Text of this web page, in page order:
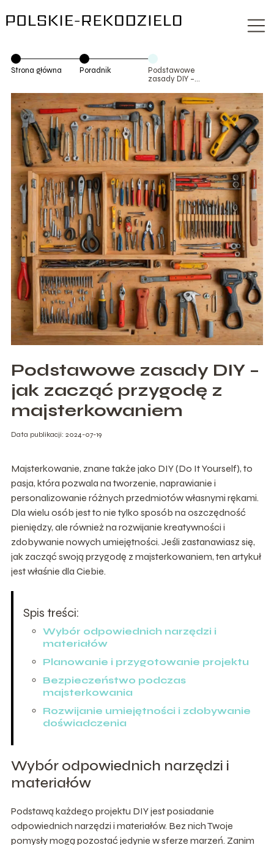
Strona główna Poradnik
Podstawowe
zasady DIY –
przygodę z
majsterkowaniem
Podstawowe zasady DIY –
jak zacząć przygodę z
majsterkowaniem
Data publikacji: 2024-07-19
Majsterkowanie, znane także jako DIY (Do It Yourself), to
pasja, która pozwala na tworzenie, naprawianie i
personalizowanie różnych przedmiotów własnymi rękami.
Dla wielu osób jest to nie tylko sposób na oszczędność
pieniędzy, ale również na rozwijanie kreatywności i
zdobywanie nowych umiejętności. Jeśli zastanawiasz się,
jak zacząć swoją przygodę z majsterkowaniem, ten artykuł
jest właśnie dla Ciebie.
Spis treści:
Wybór odpowiednich narzędzi i
materiałów
Planowanie i przygotowanie projektu
Bezpieczeństwo podczas
majsterkowania
Rozwijanie umiejętności i zdobywanie
doświadczenia
Wybór odpowiednich narzędzi i
materiałów
Podstawą każdego projektu DIY jest posiadanie
odpowiednich narzędzi i materiałów. Bez nich Twoje
pomysły mogą pozostać jedynie w sferze marzeń. Zanim